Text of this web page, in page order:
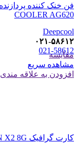
COOLER AG620
Deepcool
۰۲۱-۵۸۶۱۲
021-58612
مقایسه
مشاهده سریع
افزودن به علاقه مندی
کارت گرافیک INNO3D RTX 4060TI TWIN X2 8G